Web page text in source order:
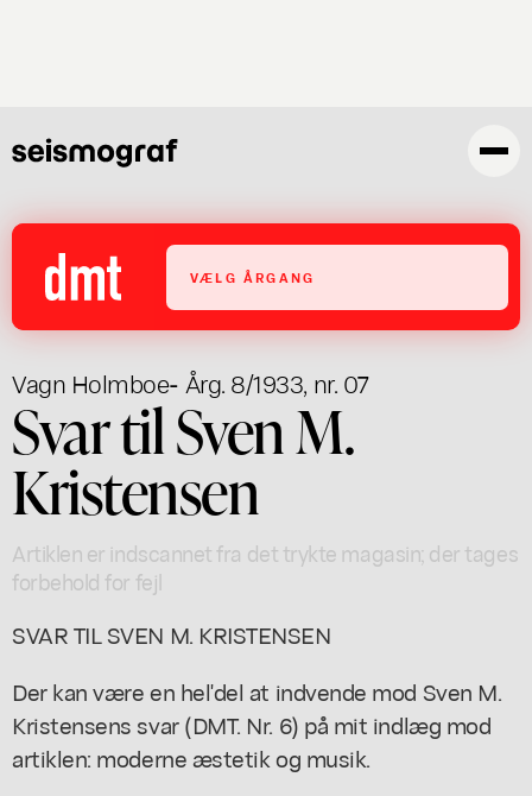
VÆLG ÅRGANG
Vagn Holmboe- Årg. 8/1933, nr. 07
Svar til Sven M.
Kristensen
Artiklen er indscannet fra det trykte magasin; der tages
forbehold for fejl
SVAR TIL SVEN M. KRISTENSEN
Der kan være en hel'del at indvende mod Sven M.
Kristensens svar (DMT. Nr. 6) på mit indlæg mod
artiklen: moderne æstetik og musik.